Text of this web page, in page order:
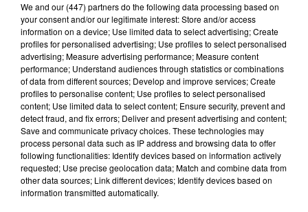
Lecture (4 min 13 sec)
100%
100% Radio les infos de l'Aude
We and our (447) partnersdo the following data processing based on
your consent and/or our legitimate interest: Store and/or access
information on a device; Use limited data to select advertising; Create
profiles for personalised advertising; Use profiles to select personalised
advertising; Measure advertising performance; Measure content
performance; Understand audiences through statistics or combinations
of data from different sources; Develop and improve services; Create
profiles to personalise content; Use profiles to select personalised
content; Use limited data to select content; Ensure security, prevent and
detect fraud, and fix errors; Deliver and present advertising and content;
Save and communicate privacy choices. These technologies may
process personal data such as IP address and browsing data to offer
following functionalities: Identify devices based on information actively
requested; Use precise geolocation data; Match and combine data from
other data sources; Link different devices; Identify devices based on
information transmitted automatically.